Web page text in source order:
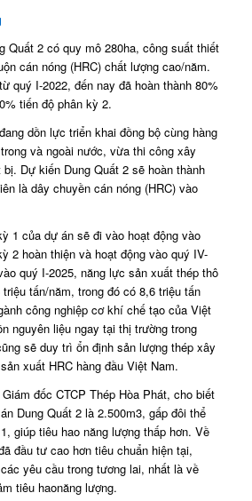
Quất 2 có quy mô 280ha, công suất thiết
cán nóng (HRC) chất lượng cao/năm.
quý I-2022, đến nay đã hoàn thành 80%
tiến độ phân kỳ 2.
dồn lực triển khai đồng bộ cùng hàng
và ngoài nước, vừa thi công xây
Dự kiến Dung Quất 2 sẽ hoàn thành
là dây chuyền cán nóng (HRC) vào
1 của dự án sẽ đi vào hoạt động vào
2 hoàn thiện và hoạt động vào quý IV-
quý I-2025, năng lực sản xuất thép thô
tấn/năm, trong đó có 8,6 triệu tấn
công nghiệp cơ khí chế tạo của Việt
nguyên liệu ngay tại thị trường trong
sẽ duy trì ổn định sản lượng thép xây
xuất HRC hàng đầu Việt Nam.
đốc CTCP Thép Hòa Phát, cho biết
Dung Quất 2 là 2.500m3, gấp đôi thể
giúp tiêu hao năng lượng thấp hơn. Về
đầu tư cao hơn tiêu chuẩn hiện tại,
yêu cầu trong tương lai, nhất là về
tiêu haonăng lượng.